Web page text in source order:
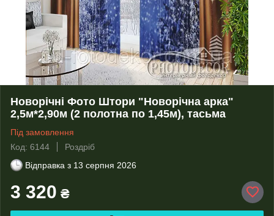
Новорічні Фото Штори "Новорічна арка"
2,5м*2,90м (2 полотна по 1,45м), тасьма
Під замовлення
Код: 6144
Роздріб
Відправка з 13 серпня 2026
3 320 ₴